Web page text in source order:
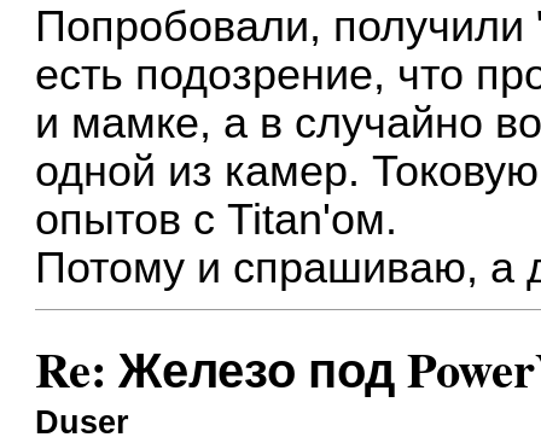
Попробовали, получили
есть подозрение, что
и мамке, а в случайно
одной из камер.
опытов с Titan'ом.
Потому и спрашиваю, а
Re: Железо под
Duser